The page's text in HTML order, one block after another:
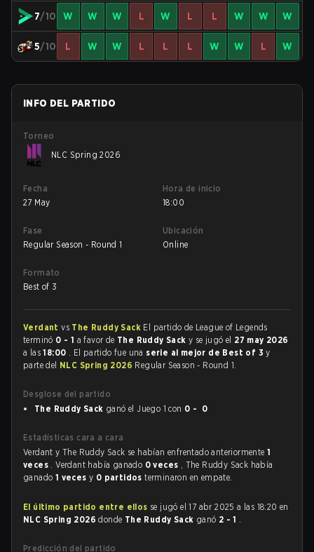
7/10 W W W L W L L W W W
5/10 L W W L L L W W L W
INFO DEL PARTIDO
Torneo
NLC Spring 2026
Fecha
27 May
Hora de inicio
18:00
Fase
Regular Season - Round 1
Ubicación
Online
Formato
Best of 3
Verdantvs The Ruddy Sack El partido de League of Legends
terminó 0 - 1 a favor de The Ruddy Sacky se jugó el 27 may 2026
a las18:00 . El partido fue una serie al mejor de Best of 3y
parte del NLC Spring 2026 Regular Season - Round 1.
Desglose del partido
The Ruddy Sack ganó el Juego 1 con 0 - 0
Estadísticas cara a cara
Verdant y The Ruddy Sack se habían enfrentado anteriormente 1
veces . Verdant había ganado 0 veces , The Ruddy Sack había
ganado 1 vecesy 0 partidosterminaron en empate.
El último partido entre ellos se jugó el 17 abr 2025 a las 18:20 en
NLC Spring 2026donde The Ruddy Sack ganó 2 - 1 .
Predicción del partido